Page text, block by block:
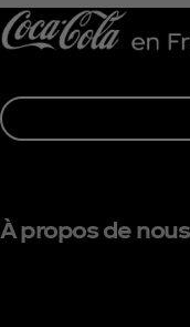
À propos de nous